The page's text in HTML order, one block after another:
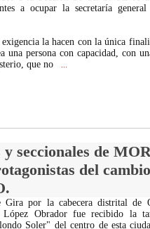
a ocupar la secretaría
la hacen con la única
una persona con capacidad, con
que no
seccionales de
del
Gira por la cabecera distrital de
López Obrador fue recibido la
Soler" del centro de esta